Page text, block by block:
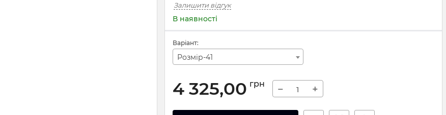
Залишити відгук
В наявності
Варіант:
Розмір-41
4 325,00 грн − +